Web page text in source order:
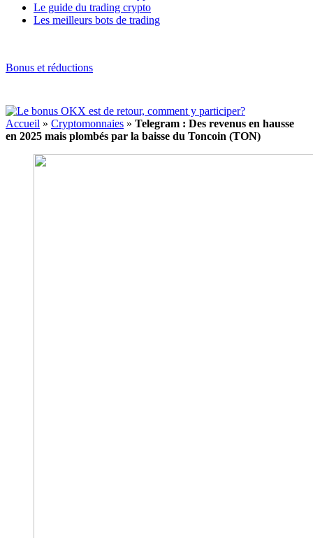
Le guide du trading crypto
Les meilleurs bots de trading
Bonus et réductions
Accueil » Cryptomonnaies » Telegram : Des revenus en hausse
en 2025 mais plombés par la baisse du Toncoin (TON)